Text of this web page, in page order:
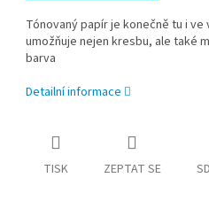
Tónovaný papír je konečně tu i ve
umožňuje nejen kresbu, ale také
barva
Detailní informace
TISK ZEPTAT SE